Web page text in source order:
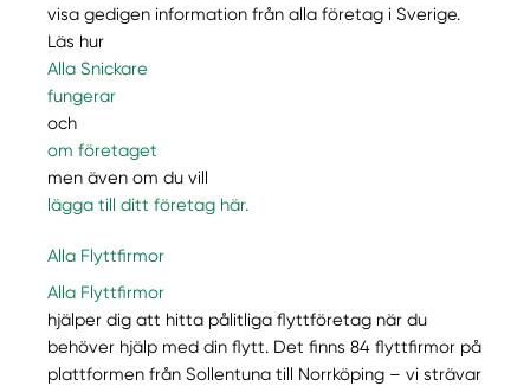
visa gedigen information från alla företag i Sverige.
Läs hur
Alla Snickare
fungerar
och
om företaget
men även om du vill
lägga till ditt företag här.
Alla Flyttfirmor
Alla Flyttfirmor
hjälper dig att hitta pålitliga flyttföretag när du
behöver hjälp med din flytt. Det finns 84 flyttfirmor på
plattformen från Sollentuna till Norrköping – vi strävar